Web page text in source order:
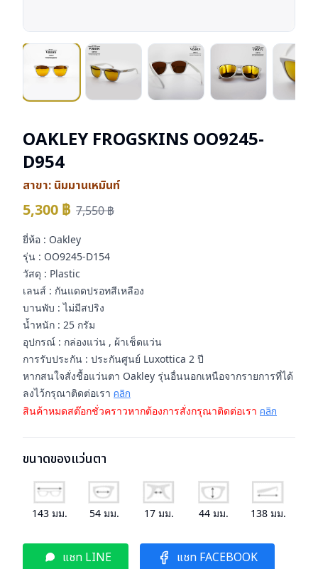
OAKLEY FROGSKINS OO9245-
D954
สาขา: นิมมานเหมินท์
5,300 ฿ 7,550฿
ยี่ห้อ : Oakley
รุ่น : OO9245-D154
วัสดุ : Plastic
เลนส์ : กันแดดปรอทสีเหลือง
บานพับ : ไม่มีสปริง
น้ำหนัก : 25 กรัม
อุปกรณ์ : กล่องแว่น , ผ้าเช็ดแว่น
การรับประกัน : ประกันศูนย์ Luxottica 2 ปี
หากสนใจสั่งชื้อแว่นตา Oakley รุ่นอื่นนอกเหนือจากรายการที่ได้
ลงไว้กรุณาติดต่อเรา คลิก
สินค้าหมดสต๊อกชั่วคราวหากต้องการสั่งกรุณาติดต่อเรา คลิก
ขนาดของแว่นตา
143 มม. 54 มม. 17มม. 44มม. 138มม.
แชท LINE แชท FACEBOOK